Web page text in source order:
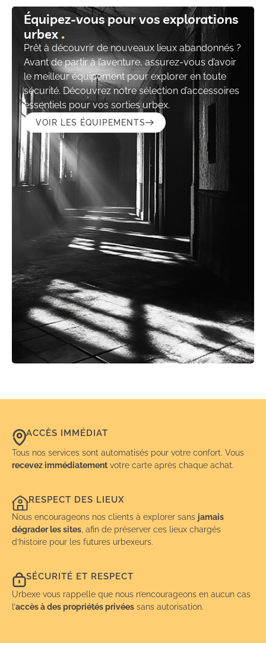
Équipez-vous pour vos explorations
urbex
Prêt à découvrir de nouveaux lieux abandonnés ?
Avant de partir à l’aventure, assurez-vous d’avoir
le meilleur équipement pour explorer en toute
sécurité. Découvrez notre sélection d’accessoires
essentiels pour vos sorties urbex.
VOIR LES ÉQUIPEMENTS
ACCÈS IMMÉDIAT
Tous nos services sont automatisés pour votre confort. Vous
recevez immédiatement votre carte après chaque achat.
RESPECT DES LIEUX
Nous encourageons nos clients à explorer sans jamais
dégrader les sites , afin de préserver ces lieux chargés
d’histoire pour les futures urbexeurs.
SÉCURITÉ ET RESPECT
Urbexe vous rappelle que nous n’encourageons en aucun cas
l’accès à des propriétés privées sans autorisation.